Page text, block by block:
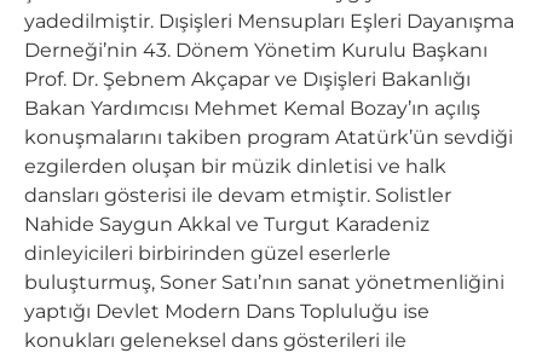
yadedilmiştir. Dışişleri Mensupları Eşleri Dayanışma
Derneği’nin 43. Dönem Yönetim Kurulu Başkanı
Prof. Dr. Şebnem Akçapar ve Dışişleri Bakanlığı
Bakan Yardımcısı Mehmet Kemal Bozay’ın açılış
konuşmalarını takiben program Atatürk’ün sevdiği
ezgilerden oluşan bir müzik dinletisi ve halk
dansları gösterisi ile devam etmiştir. Solistler
Nahide Saygun Akkal ve Turgut Karadeniz
dinleyicileri birbirinden güzel eserlerle
buluşturmuş, Soner Satı’nın sanat yönetmenliğini
yaptığı Devlet Modern Dans Topluluğu ise
konukları geleneksel dans gösterileri ile